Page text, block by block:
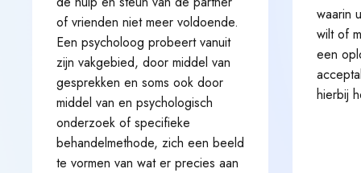
of vrienden niet meer voldoende.
Een psycholoog probeert vanuit
zijn vakgebied, door middel van
gesprekken en soms ook door
middel van en psychologisch
onderzoek of specifieke
behandelmethode, zich een beeld
te vormen van wat er precies aan
waarin
wilt of
een
hierbij